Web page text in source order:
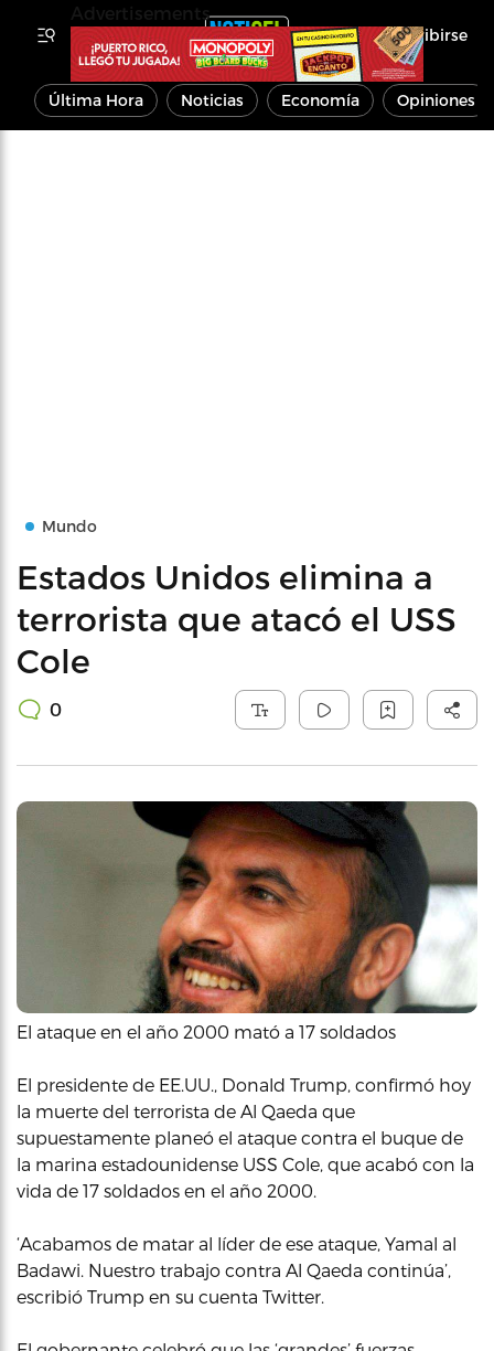
Inscribirse
Última Hora Noticias Economía Opiniones
Mundo
Estados Unidos elimina a
terrorista que atacó el USS
Cole
0
El ataque en el año 2000 mató a 17 soldados
El presidente de EE.UU., Donald Trump, confirmó hoy
la muerte del terrorista de Al Qaeda que
supuestamente planeó el ataque contra el buque de
la marina estadounidense USS Cole, que acabó con la
vida de 17 soldados en el año 2000.
‘Acabamos de matar al líder de ese ataque, Yamal al
Badawi. Nuestro trabajo contra Al Qaeda continúa’,
escribió Trump en su cuenta Twitter.
Advertisements